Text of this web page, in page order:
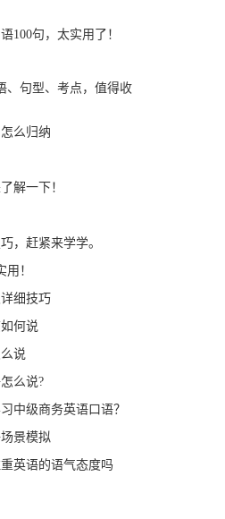
100句，太实用了！
、句型、考点，值得收
么归纳
解一下！
，赶紧来学学。
！
细技巧
何说
说
么说?
中级商务英语口语？
景模拟
英语的语气态度吗